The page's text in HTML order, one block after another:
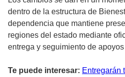
dentro de la estructura de
dependencia que mantiene
regiones del estado mediante
entrega y seguimiento de
Te puede interesar: Entregarán